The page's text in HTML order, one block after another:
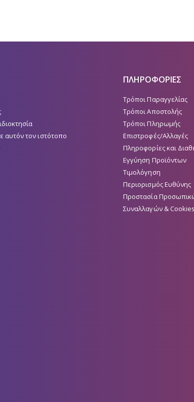
αυτόν τον ιστότοπο
ΠΛΗΡΟΦΟΡΙΕΣ
Τρόποι Παραγγελίας
Τρόποι Αποστολής
Τρόποι Πληρωμής
Επιστροφές/Αλλαγές
Πληροφορίες και
Εγγύηση Προϊόντων
Τιμολόγηση
Περιορισμός Ευθύνης
Προστασία
Συναλλαγών & Cookies